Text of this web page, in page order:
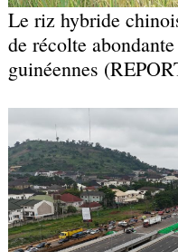
Le riz hybride
de récolte
guinéennes